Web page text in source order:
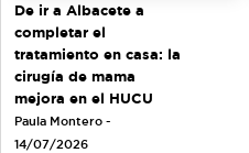
De ir a Albacete a
completar el
tratamiento en casa: la
cirugía de mama
mejora en el HUCU
Paula Montero -
14/07/2026